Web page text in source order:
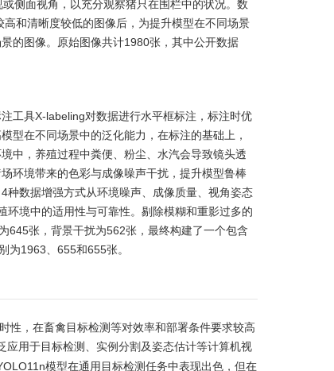
侧面视角，以充分观察猪只在围栏中的状况。数
和清晰度较低的图像后，为提升模型在不同场景
的图像。原始图像共计1980张，其中公开数据
工具X-labeling对数据进行水平框标注，标注时优
型在不同场景中的泛化能力，在标注的基础上，
中，养殖过程中粪便、粉尘、水汽会导致镜头透
环境带来的色彩与成像噪声干扰，提升模型鲁棒
种数据增强方式从环境噪声、成像质量、视角姿态
境中的适用性与可靠性。剔除模糊和重影过多的
645张，背景干扰为562张，最终构建了一个包含
为1963 、655和655张。
性，在畜禽目标检测等对效率和部署条件要求较高
用于目标检测、实例分割及姿态估计等计算机视
模型在通用目标检测任务中表现出色，但在